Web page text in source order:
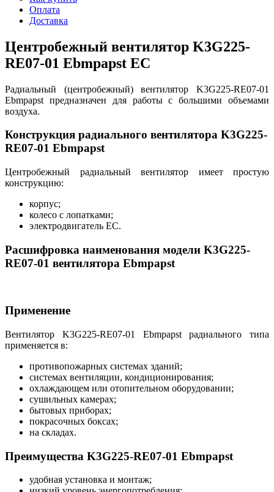
Оплата
Доставка
Центробежный вентилятор K3G225-
RE07-01 Ebmpapst EC
Радиальный (центробежный) вентилятор K3G225-RE07-01
Ebmpapst предназначен для работы с большими объемами
воздуха.
Конструкция радиального вентилятора K3G225-
RE07-01 Ebmpapst
Центробежный радиальный вентилятор имеет простую
конструкцию:
корпус;
колесо с лопатками;
электродвигатель EC.
Расшифровка наименования модели K3G225-
RE07-01 вентилятора Ebmpapst
Применение
Вентилятор K3G225-RE07-01 Ebmpapst радиального типа
применяется в:
противопожарных системах зданий;
системах вентиляции, кондиционирования;
охлаждающем или отопительном оборудовании;
сушильных камерах;
бытовых приборах;
покрасочных боксах;
на складах.
Преимущества K3G225-RE07-01 Ebmpapst
удобная установка и монтаж;